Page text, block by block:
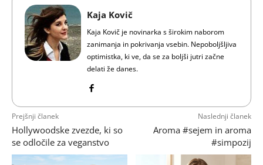
Kaja Kovič
Kaja Kovič je novinarka s širokim naborom
zanimanja in pokrivanja vsebin. Nepoboljšljiva
optimistka, ki ve, da se za boljši jutri začne
delati že danes.
Prejšnji članek
Hollywoodske zvezde, ki so
se odločile za veganstvo
Naslednji članek
Aroma #sejem in aroma
#simpozij